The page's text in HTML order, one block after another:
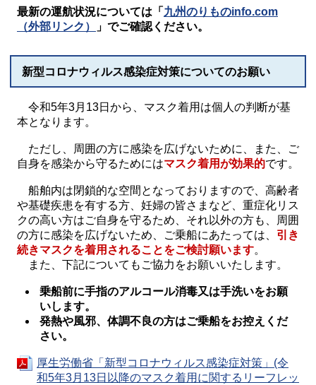
最新の運航状況については「 九州のりものinfo.com
（外部リンク）
」でご確認ください。
新型コロナウィルス感染症対策についてのお願い
令和5年3月13日から、マスク着用は個人の判断が基
本となります。
ただし、周囲の方に感染を広げないために、また、ご
自身を感染から守るためにはマスク着用が効果的です。
船舶内は閉鎖的な空間となっておりますので、高齢者
や基礎疾患を有する方、妊婦の皆さまなど、重症化リス
クの高い方はご自身を守るため、それ以外の方も、周囲
の方に感染を広げないため、ご乗船にあたっては、 引き
続きマスクを着用されることをご検討願います。
また、下記についてもご協力をお願いいたします。
乗船前に手指のアルコール消毒又は手洗いをお願
いします。
発熱や風邪、体調不良の方はご乗船をお控えくだ
さい。
厚生労働省「新型コロナウィルス感染症対策」(令
和5年3月13日以降のマスク着用に関するリーフレッ